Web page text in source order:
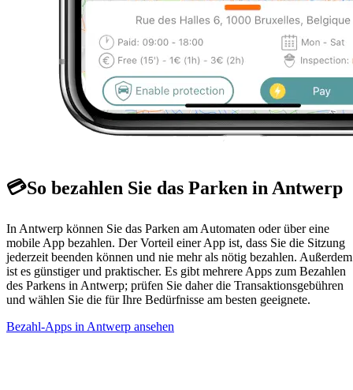
💳So bezahlen Sie das Parken in Antwerp
In Antwerp können Sie das Parken am Automaten oder über eine
mobile App bezahlen. Der Vorteil einer App ist, dass Sie die Sitzung
jederzeit beenden können und nie mehr als nötig bezahlen. Außerdem
ist es günstiger und praktischer. Es gibt mehrere Apps zum Bezahlen
des Parkens in Antwerp; prüfen Sie daher die Transaktionsgebühren
und wählen Sie die für Ihre Bedürfnisse am besten geeignete.
Bezahl-Apps in Antwerp ansehen